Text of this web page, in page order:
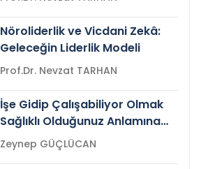
Nöroliderlik ve Vicdani Zekâ:
Geleceğin Liderlik Modeli
Prof.Dr. Nevzat TARHAN
İşe Gidip Çalışabiliyor Olmak
Sağlıklı Olduğunuz Anlamına
Gelir mi?Zeynep GÜÇLÜCAN